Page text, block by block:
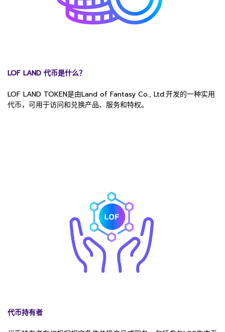
LOF LAND 代币是什么？
LOF LAND TOKEN是由Land of Fantasy Co., Ltd.开发的一种实用
代币，可用于访问和兑换产品、服务和特权。
代币持有者